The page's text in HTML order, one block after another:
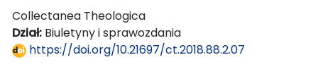
Collectanea Theologica
Dział: Biuletyny i sprawozdania
https://doi.org/10.21697/ct.2018.88.2.07